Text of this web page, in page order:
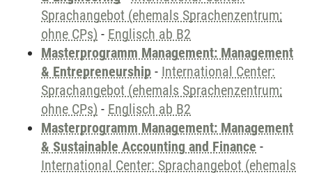
Sprachangebot (ehemals Sprachenzentrum;
ohne CPs) - Englisch ab B2
Masterprogramm Management: Management
& Entrepreneurship - International Center:
Sprachangebot (ehemals Sprachenzentrum;
ohne CPs) - Englisch ab B2
Masterprogramm Management: Management
& Sustainable Accounting and Finance -
International Center: Sprachangebot (ehemals